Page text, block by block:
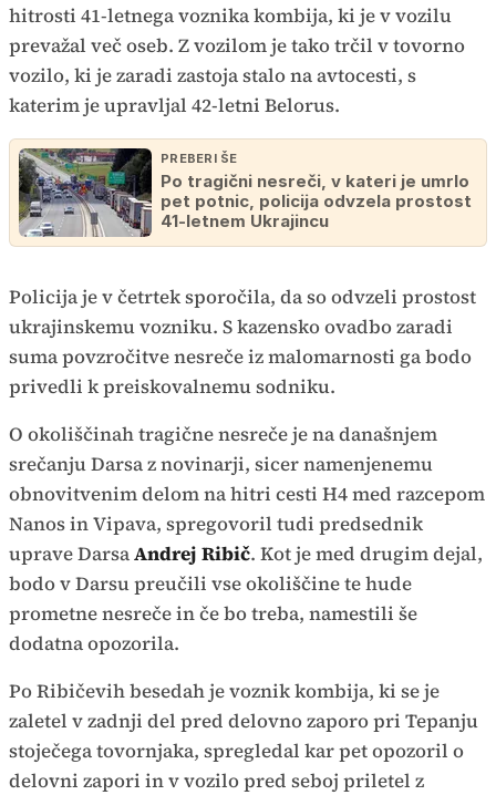
hitrosti 41-letnega voznika kombija, ki je v vozilu
prevažal več oseb. Z vozilom je tako trčil v tovorno
vozilo, ki je zaradi zastoja stalo na avtocesti, s
katerim je upravljal 42-letni Belorus.
PREBERI ŠE
Po tragični nesreči, v kateri je umrlo
pet potnic, policija odvzela prostost
41-letnem Ukrajincu
Policija je v četrtek sporočila, da so odvzeli prostost
ukrajinskemu vozniku. S kazensko ovadbo zaradi
suma povzročitve nesreče iz malomarnosti ga bodo
privedli k preiskovalnemu sodniku.
O okoliščinah tragične nesreče je na današnjem
srečanju Darsa z novinarji, sicer namenjenemu
obnovitvenim delom na hitri cesti H4 med razcepom
Nanos in Vipava, spregovoril tudi predsednik
uprave DarsaAndrej Ribič. Kot je med drugim dejal,
bodo v Darsu preučili vse okoliščine te hude
prometne nesreče in če bo treba, namestili še
dodatna opozorila.
Po Ribičevih besedah je voznik kombija, ki se je
zaletel v zadnji del pred delovno zaporo pri Tepanju
stoječega tovornjaka, spregledal kar pet opozoril o
delovni zapori in v vozilo pred seboj priletel z